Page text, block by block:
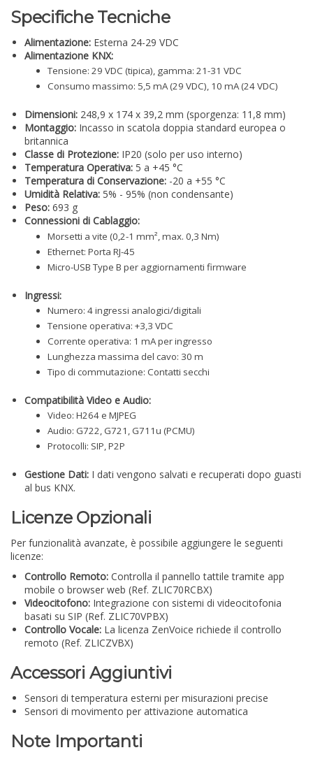
Specifiche Tecniche
Alimentazione: Esterna 24-29 VDC
Alimentazione KNX:
Tensione: 29 VDC (tipica), gamma: 21-31 VDC
Consumo massimo: 5,5 mA (29 VDC), 10 mA (24 VDC)
Dimensioni: 248,9 x 174 x 39,2 mm (sporgenza: 11,8 mm)
Montaggio: Incasso in scatola doppia standard europea o
britannica
Classe di Protezione: IP20 (solo per uso interno)
Temperatura Operativa: 5 a +45 °C
Temperatura di Conservazione: -20 a +55 °C
Umidità Relativa: 5% - 95% (non condensante)
Peso: 693 g
Connessioni di Cablaggio:
Morsetti a vite (0,2-1 mm², max. 0,3 Nm)
Ethernet: Porta RJ-45
Micro-USB Type B per aggiornamenti firmware
Ingressi:
Numero: 4 ingressi analogici/digitali
Tensione operativa: +3,3 VDC
Corrente operativa: 1 mA per ingresso
Lunghezza massima del cavo: 30 m
Tipo di commutazione: Contatti secchi
Compatibilità Video e Audio:
Video: H264 e MJPEG
Audio: G722, G721, G711u (PCMU)
Protocolli: SIP, P2P
Gestione Dati: I dati vengono salvati e recuperati dopo guasti
al bus KNX.
Licenze Opzionali
Per funzionalità avanzate, è possibile aggiungere le seguenti
licenze:
Controllo Remoto: Controlla il pannello tattile tramite app
mobile o browser web (Ref. ZLIC70RCBX)
Videocitofono: Integrazione con sistemi di videocitofonia
basati su SIP (Ref. ZLIC70VPBX)
Controllo Vocale: La licenza ZenVoice richiede il controllo
remoto (Ref. ZLICZVBX)
Accessori Aggiuntivi
Sensori di temperatura esterni per misurazioni precise
Sensori di movimento per attivazione automatica
Note Importanti